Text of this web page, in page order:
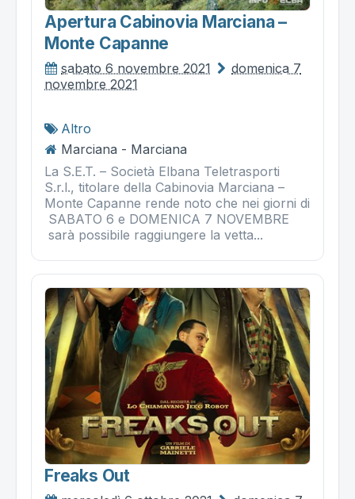
Apertura Cabinovia Marciana –
Monte Capanne
sabato 6 novembre 2021
domenica 7
novembre 2021
Altro
Marciana - Marciana
La S.E.T. – Società Elbana Teletrasporti
S.r.l., titolare della Cabinovia Marciana –
Monte Capanne rende noto che nei giorni di
SABATO 6 e DOMENICA 7 NOVEMBRE
sarà possibile raggiungere la vetta...
Freaks Out